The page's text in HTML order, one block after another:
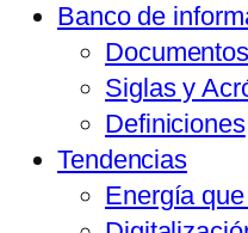
Banco de
Documentos
Siglas y
Definiciones
Tendencias
Energía